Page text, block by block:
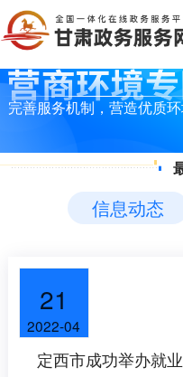
完善服务机制，营造优质
信息动态
21
2022-04
定西市成功举办就